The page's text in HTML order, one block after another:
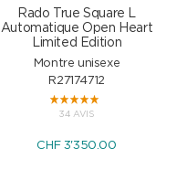
Rado True Square L
Automatique Open Heart
Limited Edition
Montre unisexe
R27174712
34 AVIS
CHF 3'350.00